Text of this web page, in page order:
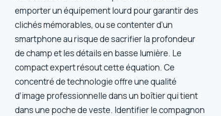
emporter un équipement lourd pour garantir des
clichés mémorables, ou se contenter d’un
smartphone au risque de sacrifier la profondeur
de champ et les détails en basse lumière. Le
compact expert résout cette équation. Ce
concentré de technologie offre une qualité
d’image professionnelle dans un boîtier qui tient
dans une poche de veste. Identifier le compagnon